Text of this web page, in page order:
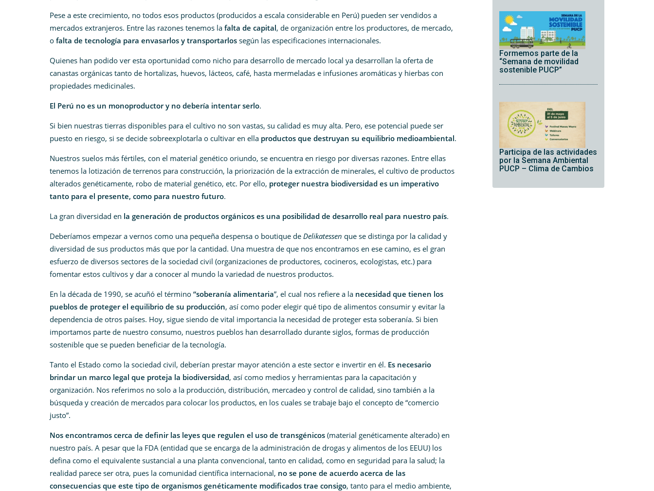
Pese a este crecimiento, no todos esos productos (producidos a escala considerable en Perú) pueden ser vendidos a
mercados extranjeros. Entre las razones tenemos la falta de capital, de organización entre los productores, de mercado,
o falta de tecnología para envasarlos y transportarlos según las especificaciones internacionales.
Quienes han podido ver esta oportunidad como nicho para desarrollo de mercado local ya desarrollan la oferta de
canastas orgánicas tanto de hortalizas, huevos, lácteos, café, hasta mermeladas e infusiones aromáticas y hierbas con
propiedades medicinales.
El Perú no es un monoproductor y no debería intentar serlo.
Si bien nuestras tierras disponibles para el cultivo no son vastas, su calidad es muy alta. Pero, ese potencial puede ser
puesto en riesgo, si se decide sobreexplotarla o cultivar en ella productos que destruyan su equilibrio medioambiental.
Nuestros suelos más fértiles, con el material genético oriundo, se encuentra en riesgo por diversas razones. Entre ellas
tenemos la lotización de terrenos para construcción, la priorización de la extracción de minerales, el cultivo de productos
alterados genéticamente, robo de material genético, etc. Por ello, proteger nuestra biodiversidad es un imperativo
tanto para el presente, como para nuestro futuro.
La gran diversidad en la generación de productos orgánicos es una posibilidad de desarrollo real para nuestro país.
Deberíamos empezar a vernos como una pequeña despensa o boutique de Delikatessen que se distinga por la calidad y
diversidad de sus productos más que por la cantidad. Una muestra de que nos encontramos en ese camino, es el gran
esfuerzo de diversos sectores de la sociedad civil (organizaciones de productores, cocineros, ecologistas, etc.) para
fomentar estos cultivos y dar a conocer al mundo la variedad de nuestros productos.
En la década de 1990, se acuñó el término “soberanía alimentaria”, el cual nos refiere a la necesidad que tienen los
pueblos de proteger el equilibrio de su producción, así como poder elegir qué tipo de alimentos consumir y evitar la
dependencia de otros países. Hoy, sigue siendo de vital importancia la necesidad de proteger esta soberanía. Si bien
importamos parte de nuestro consumo, nuestros pueblos han desarrollado durante siglos, formas de producción
sostenible que se pueden beneficiar de la tecnología.
Tanto el Estado como la sociedad civil, deberían prestar mayor atención a este sector e invertir en él. Es necesario
brindar un marco legal que proteja la biodiversidad, así como medios y herramientas para la capacitación y
organización. Nos referimos no solo a la producción, distribución, mercadeo y control de calidad, sino también a la
búsqueda y creación de mercados para colocar los productos, en los cuales se trabaje bajo el concepto de “comercio
justo”.
Nos encontramos cerca de definir las leyes que regulen el uso de transgénicos (material genéticamente alterado) en
nuestro país. A pesar que la FDA (entidad que se encarga de la administración de drogas y alimentos de los EEUU) los
defina como el equivalente sustancial a una planta convencional, tanto en calidad, como en seguridad para la salud; la
realidad parece ser otra, pues la comunidad científica internacional, no se pone de acuerdo acerca de las
consecuencias que este tipo de organismos genéticamente modificados trae consigo, tanto para el medio ambiente,
Formemos parte de la
“Semana de movilidad
sostenible PUCP”
Participa de las actividades
por la Semana Ambiental
PUCP – Clima de Cambios